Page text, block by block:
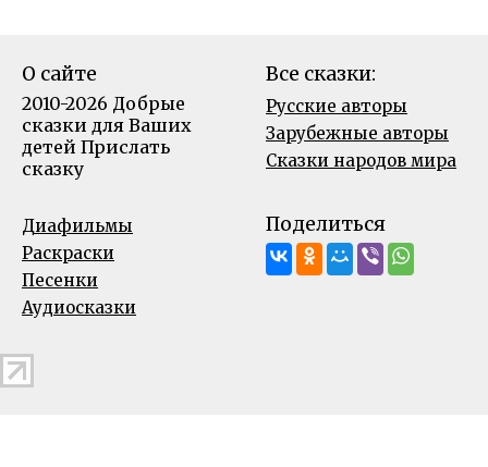
О сайте
2010-2026 Добрые
сказки для Ваших
детей Прислать
сказку
Все сказки:
Русские авторы
Зарубежные авторы
Сказки народов мира
Диафильмы
Раскраски
Песенки
Аудиосказки
Поделиться